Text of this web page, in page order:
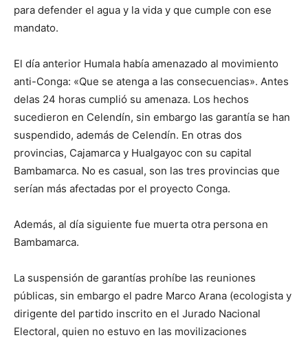
para defender el agua y la vida y que cumple con ese
mandato.
El día anterior Humala había amenazado al movimiento
anti-Conga: «Que se atenga a las consecuencias». Antes
delas 24 horas cumplió su amenaza. Los hechos
sucedieron en Celendín, sin embargo las garantía se han
suspendido, además de Celendín. En otras dos
provincias, Cajamarca y Hualgayoc con su capital
Bambamarca. No es casual, son las tres provincias que
serían más afectadas por el proyecto Conga.
Además, al día siguiente fue muerta otra persona en
Bambamarca.
La suspensión de garantías prohíbe las reuniones
públicas, sin embargo el padre Marco Arana (ecologista y
dirigente del partido inscrito en el Jurado Nacional
Electoral, quien no estuvo en las movilizaciones